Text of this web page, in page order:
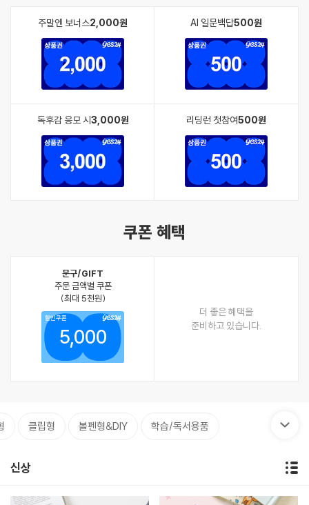
주말엔 보너스2,000원 AI 일문백답500원
독후감 응모 시3,000원 리딩런 첫참여500원
쿠폰 혜택
문구/GIFT
주문 금액별 쿠폰
(최대 5천원)
할인쿠폰
5,000
더 좋은 혜택을
준비하고 있습니다.
클립형 볼펜형&DIY 학습/독서용품
신상